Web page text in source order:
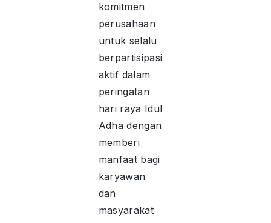
komitmen
perusahaan
untuk selalu
berpartisipasi
aktif dalam
peringatan
hari raya Idul
Adha dengan
memberi
manfaat bagi
karyawan
dan
masyarakat